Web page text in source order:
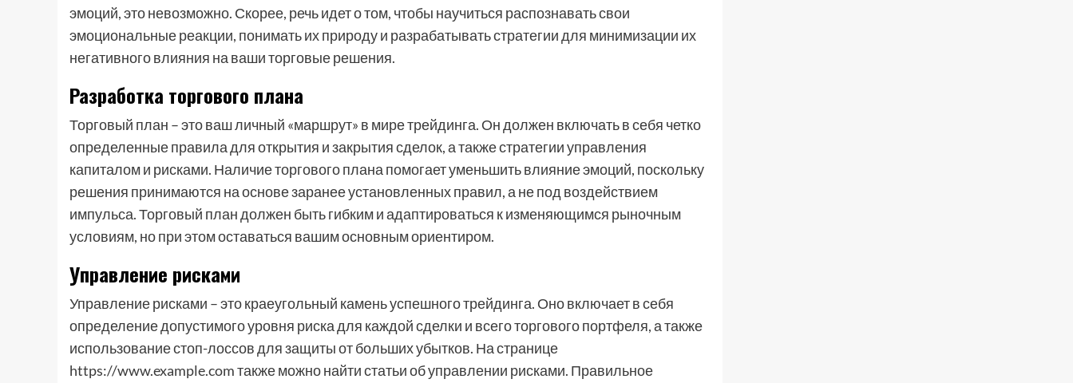
эмоций, это невозможно. Скорее, речь идет о том, чтобы научиться распознавать свои
эмоциональные реакции, понимать их природу и разрабатывать стратегии для минимизации их
негативного влияния на ваши торговые решения.
Разработка торгового плана
Торговый план – это ваш личный «маршрут» в мире трейдинга. Он должен включать в себя четко
определенные правила для открытия и закрытия сделок, а также стратегии управления
капиталом и рисками. Наличие торгового плана помогает уменьшить влияние эмоций, поскольку
решения принимаются на основе заранее установленных правил, а не под воздействием
импульса. Торговый план должен быть гибким и адаптироваться к изменяющимся рыночным
условиям, но при этом оставаться вашим основным ориентиром.
Управление рисками
Управление рисками – это краеугольный камень успешного трейдинга. Оно включает в себя
определение допустимого уровня риска для каждой сделки и всего торгового портфеля, а также
использование стоп-лоссов для защиты от больших убытков. На странице
https://www.example.com также можно найти статьи об управлении рисками. Правильное